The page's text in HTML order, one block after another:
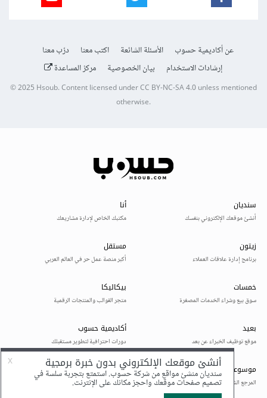
عن أكاديمية حسوب الأسئلة الشائعة اكتب معنا
درّب معنا
إرشادات الاستخدام
بيان الخصوصية مركز المساعدة
© 2025Hsoub.Content licensed underCC BY-NC-SA 4.0unless mentioned
otherwise.